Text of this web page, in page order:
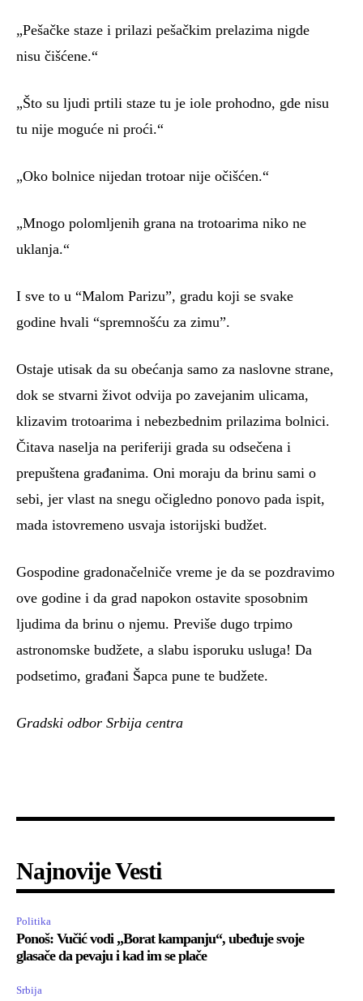
„Pešačke staze i prilazi pešačkim prelazima nigde
nisu čišćene.“
„Što su ljudi prtili staze tu je iole prohodno, gde nisu
tu nije moguće ni proći.“
„Oko bolnice nijedan trotoar nije očišćen.“
„Mnogo polomljenih grana na trotoarima niko ne
uklanja.“
I sve to u “Malom Parizu”, gradu koji se svake
godine hvali “spremnošću za zimu”.
Ostaje utisak da su obećanja samo za naslovne strane,
dok se stvarni život odvija po zavejanim ulicama,
klizavim trotoarima i nebezbednim prilazima bolnici.
Čitava naselja na periferiji grada su odsečena i
prepuštena građanima. Oni moraju da brinu sami o
sebi, jer vlast na snegu očigledno ponovo pada ispit,
mada istovremeno usvaja istorijski budžet.
Gospodine gradonačelniče vreme je da se pozdravimo
ove godine i da grad napokon ostavite sposobnim
ljudima da brinu o njemu. Previše dugo trpimo
astronomske budžete, a slabu isporuku usluga! Da
podsetimo, građani Šapca pune te budžete.
Gradski odbor Srbija centra
Najnovije Vesti
Politika
Ponoš: Vučić vodi „Borat kampanju“, ubeđuje svoje
glasače da pevaju i kad im se plače
Srbija